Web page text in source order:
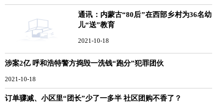
通讯：内蒙古“80后”在西部乡村为36名幼
儿“送”教育
2021-10-18
涉案2亿 呼和浩特警方捣毁一洗钱“跑分”犯罪团伙
2021-10-18
订单骤减、小区里“团长”少了一多半 社区团购不香了？